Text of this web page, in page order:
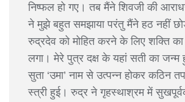
निष्फल हो गए। तब मैंने शिवजी की
ने मुझे बहुत समझाया परंतु मैंने हठ नहीं
रुद्रदेव को मोहित करने के लिए शक्ति
लगा। मेरे पुत्र दक्ष के यहां सती का
सुता ‘उमा’ नाम से उत्पन्न होकर कठिन
स्त्री हुई। रुद्र ने गृहस्थाश्रम में